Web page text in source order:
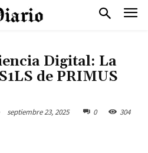
Digital: La
de PRIMUS
septiembre 23, 2025 0 304